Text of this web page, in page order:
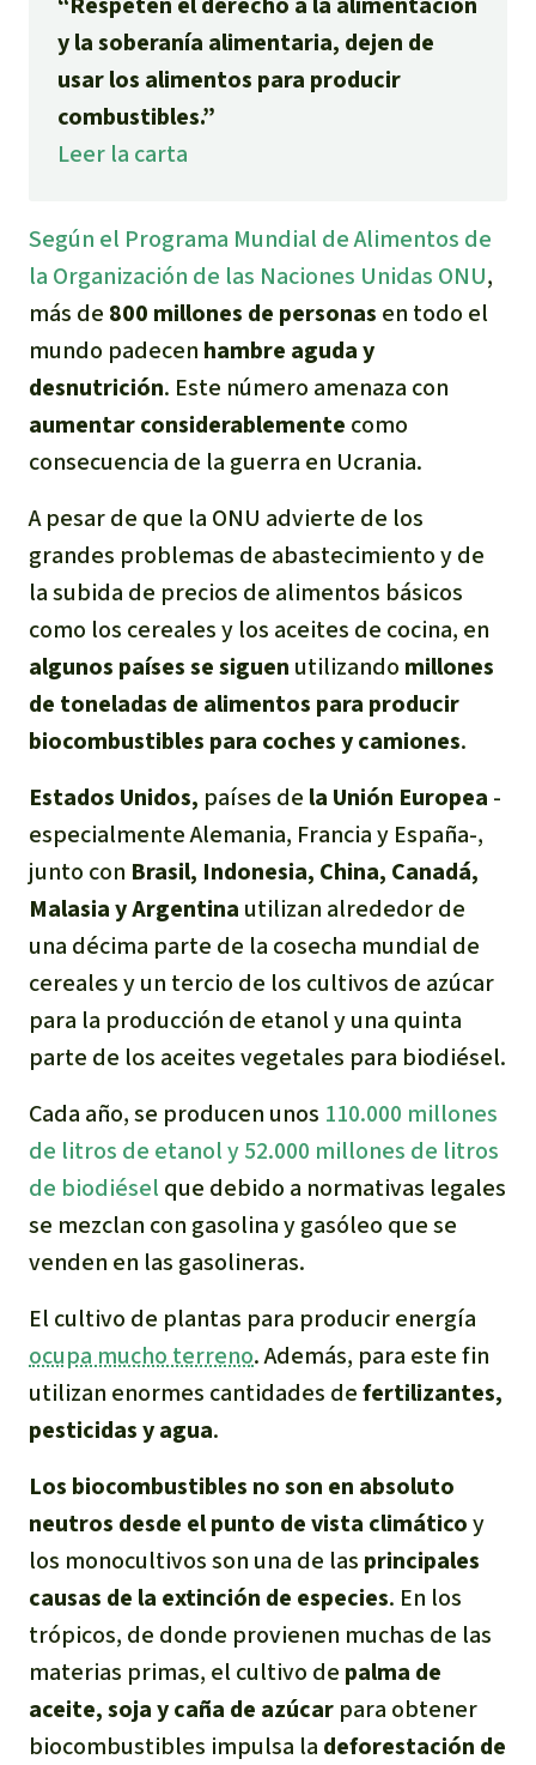
Landgrabbing
Defensoras y Defensores
y la soberanía alimentaria, dejen de
usar los alimentos para producir
combustibles.”
Leer la carta
Según el Programa Mundial de Alimentos de
la Organización de las Naciones Unidas ONU,
más de 800 millones de personas en todo el
mundo padecen hambre aguda y
desnutrición. Este número amenaza con
aumentar considerablemente como
consecuencia de la guerra en Ucrania.
A pesar de que la ONU advierte de los
grandes problemas de abastecimiento y de
la subida de precios de alimentos básicos
como los cereales y los aceites de cocina, en
algunos países se siguen utilizando millones
de toneladas de alimentos para producir
biocombustibles para coches y camiones.
Estados Unidos, países de la Unión Europea -
especialmente Alemania, Francia y España-,
junto con Brasil, Indonesia, China, Canadá,
Malasia y Argentina utilizan alrededor de
una décima parte de la cosecha mundial de
cereales y un tercio de los cultivos de azúcar
para la producción de etanol y una quinta
parte de los aceites vegetales para biodiésel.
Cada año, se producen unos 110.000 millones
de litros de etanol y 52.000 millones de litros
de biodiésel que debido a normativas legales
se mezclan con gasolina y gasóleo que se
venden en las gasolineras.
El cultivo de plantas para producir energía
ocupa mucho terreno. Además, para este fin
utilizan enormes cantidades defertilizantes,
pesticidas y agua.
Los biocombustibles no son en absoluto
neutros desde el punto de vista climáticoy
los monocultivos son una de las principales
causas de la extinción de especies. En los
trópicos, de donde provienen muchas de las
materias primas, el cultivo de palma de
aceite, soja y caña de azúcar para obtener
biocombustibles impulsa la deforestación de